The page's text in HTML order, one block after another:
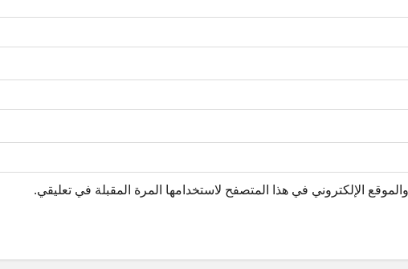
الإلكتروني في هذا المتصفح لاستخدامها المرة المقبلة في تعليقي.